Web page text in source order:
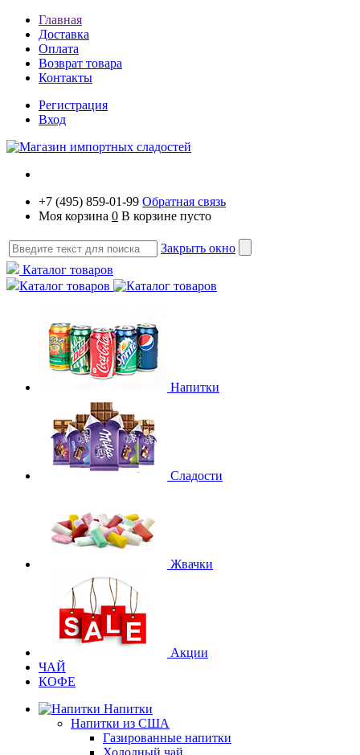
Главная
Доставка
Оплата
Возврат товара
Контакты
Регистрация
Вход
+7 (495) 859-01-99 Обратная связь
Моя корзина 0 В корзине пусто
Закрыть окно
Каталог товаров
Каталог товаров
Напитки
Сладости
Жвачки
Акции
ЧАЙ
КОФЕ
Напитки
Напитки из США
Газированные напитки
Холодный чай